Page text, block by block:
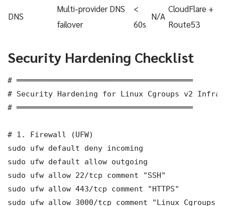
DNS
Multi-provider DNS
failover
<
60s
N/A
CloudFlare +
Route53
Security Hardening Checklist
# ═══════════════════════════════════════
# Security Hardening for Linux Cgroups v2
# ═══════════════════════════════════════
# 1. Firewall (UFW)
sudo ufw default deny incoming
sudo ufw default allow outgoing
sudo ufw allow 22/tcp comment "SSH"
sudo ufw allow 443/tcp comment "HTTPS"
sudo ufw allow 3000/tcp comment "Linux